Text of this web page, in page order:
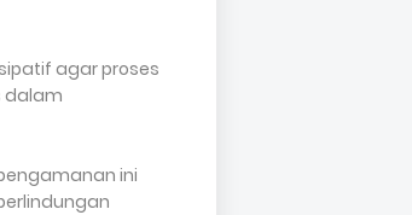
agar proses
dalam
ini